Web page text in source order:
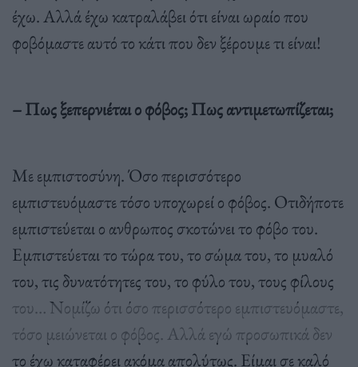
έχω. Αλλά έχω κατραλάβει ότι είναι ωραίο που
φοβόµαστε αυτό το κάτι που δεν ξέρουµε τι είναι!
– Πως ξεπερνιέται ο φόβος; Πως αντιµετωπίζεται;
Με εµπιστοσύνη. Όσο περισσότερο
εµπιστευόµαστε τόσο υποχωρεί ο φόβος. Οτιδήποτε
εµπιστεύεται ο ανθρωπος σκοτώνει το φόβο του.
Εµπιστεύεται το τώρα του, το σώµα του, το µυαλό
του, τις δυνατότητες του, το φύλο του, τους φίλους
του… Νοµίζω ότι όσο περισσότερο εµπιστευόµαστε,
τόσο µειώνεται ο φόβος. Αλλά εγώ προσωπικά δεν
το έχω καταφέρει ακόµα απολύτως. Είµαι σε καλό